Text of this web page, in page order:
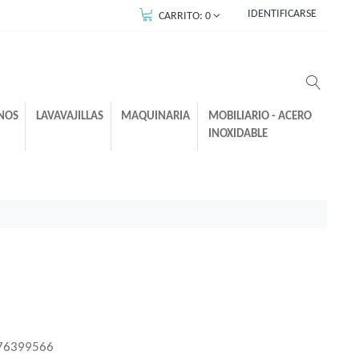
CARRITO:0 IDENTIFICARSE
LAVAVAJILLAS MAQUINARIA
MOBILIARIO - ACERO
INOXIDABLE